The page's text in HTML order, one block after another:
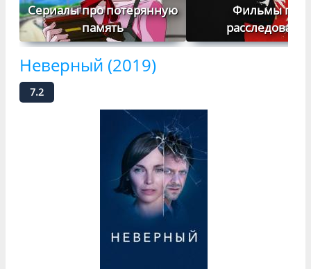
Сериалы про потерянную
память
Фильмы про
Неверный (2019)
7.2